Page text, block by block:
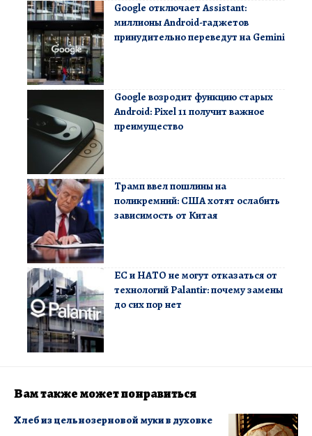
Google отключает Assistant:
миллионы Android-гаджетов
принудительно переведут на Gemini
Google возродит функцию старых
Android: Pixel 11 получит важное
преимущество
Трамп ввел пошлины на
поликремний: США хотят ослабить
зависимость от Китая
ЕС и НАТО не могут отказаться от
технологий Palantir: почему замены
до сих пор нет
Вам также может понравиться
Хлеб из цельнозерновой муки в духовке